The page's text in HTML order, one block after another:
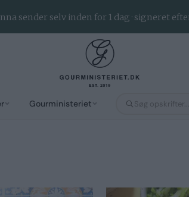
Gourministeriet
sender selv inden for 1 dag · signeret